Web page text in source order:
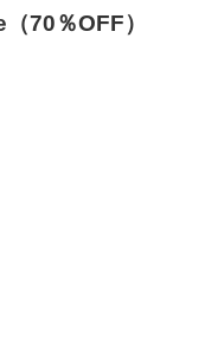
70％OFF）